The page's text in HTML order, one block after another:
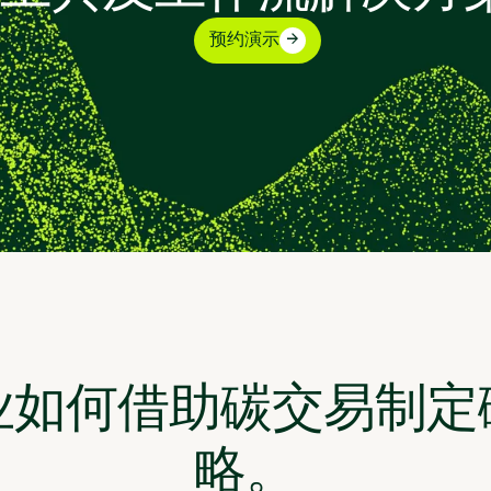
预约演示
何借助碳交易制
略。